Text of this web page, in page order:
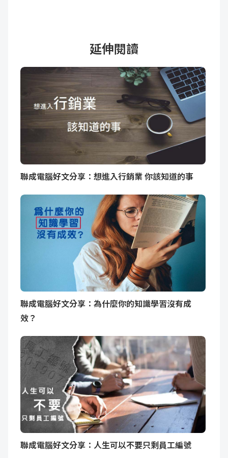
延伸閱讀
聯成電腦好文分享：想進入行銷業 你該知道的事
聯成電腦好文分享：為什麼你的知識學習沒有成
效？
聯成電腦好文分享：人生可以不要只剩員工編號